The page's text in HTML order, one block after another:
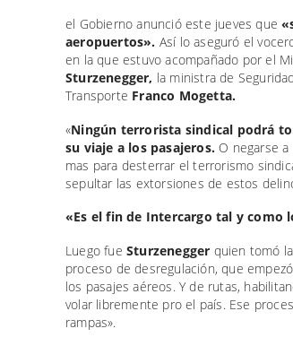
el Gobierno anunció este jueves que
aeropuertos». Así lo aseguró el
en la que estuvo acompañado por el
Sturzenegger, la ministra de Seguridad
Transporte Franco Mogetta.
«Ningún terrorista sindical podrá
su viaje a los pasajeros. O negarse
mas para desterrar el terrorismo
sepultar las extorsiones de estos
«Es el fin de Intercargo tal y como
Luego fue Sturzenegger quien tomó
proceso de desregulación, que
los pasajes aéreos. Y de rutas,
volar libremente pro el país. Ese
rampas».